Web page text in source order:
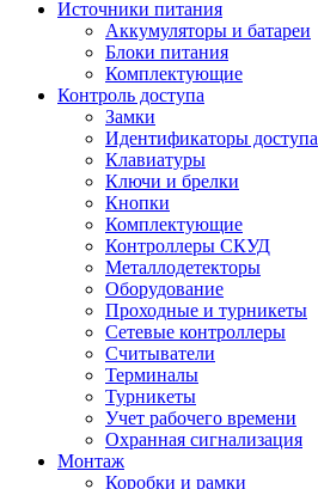
Источники питания
Аккумуляторы и батареи
Блоки питания
Комплектующие
Контроль доступа
Замки
Идентификаторы доступа
Клавиатуры
Ключи и брелки
Кнопки
Комплектующие
Контроллеры СКУД
Металлодетекторы
Оборудование
Проходные и турникеты
Сетевые контроллеры
Считыватели
Терминалы
Турникеты
Учет рабочего времени
Охранная сигнализация
Монтаж
Коробки и рамки